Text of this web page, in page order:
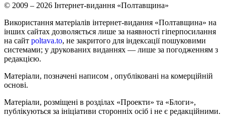
© 2009 – 2026 Інтернет-видання «Полтавщина»
Використання матеріалів інтернет-видання «Полтавщина» на
інших сайтах дозволяється лише за наявності гіперпосилання
на сайт poltava.to, не закритого для індексації пошуковими
системами; у друкованих виданнях — лише за погодженням з
редакцією.
Матеріали, позначені написом , опубліковані на комерційній
основі.
Матеріали, розміщені в розділах «Проекти» та «Блоги»,
публікуються за ініціативи сторонніх осіб і не є редакційними.